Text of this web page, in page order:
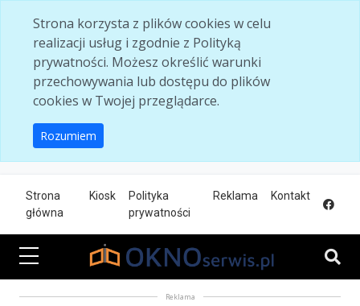
Strona korzysta z plików cookies w celu
realizacji usług i zgodnie z Polityką
prywatności. Możesz określić warunki
przechowywania lub dostępu do plików
cookies w Twojej przeglądarce.
Rozumiem
Strona
główna
Kiosk
Polityka
prywatności
Reklama Kontakt
Reklama